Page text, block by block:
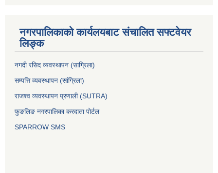
नगरपालिकाको कार्यलयबाट संचालित सफ्टवेयर
लिङ्क
नगदी रसिद व्यवस्थापन (साग्रिला)
सम्पत्ति व्यवस्थापन (सांग्रिला)
राजश्व व्यवस्थापन प्रणाली (SUTRA)
फुङलिङ नगरपालिका करदाता पोर्टल
SPARROW SMS